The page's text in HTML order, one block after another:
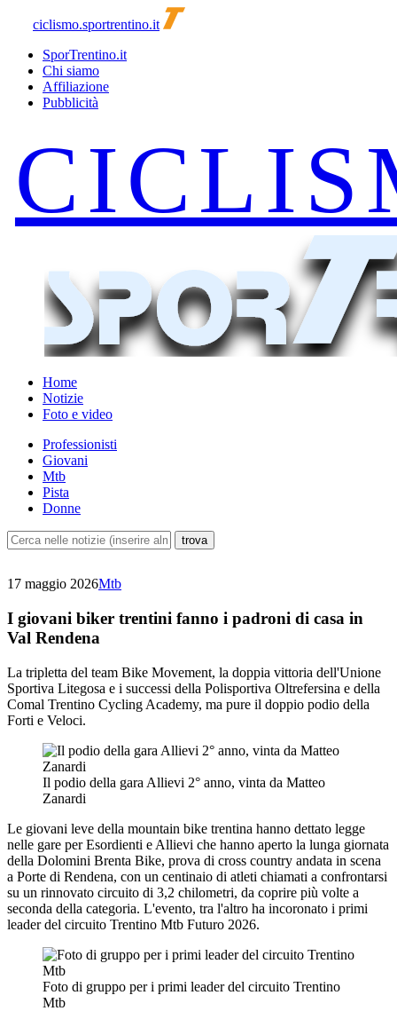
ciclismo.sportrentino.it
SporTrentino.it
Chi siamo
Affiliazione
Pubblicità
Home
Notizie
Foto e video
Professionisti
Giovani
Mtb
Pista
Donne
17 maggio 2026Mtb
I giovani biker trentini fanno i padroni di casa in
Val Rendena
La tripletta del team Bike Movement, la doppia vittoria dell'Unione
Sportiva Litegosa e i successi della Polisportiva Oltrefersina e della
Comal Trentino Cycling Academy, ma pure il doppio podio della
Forti e Veloci.
Il podio della gara Allievi 2° anno, vinta da Matteo
Zanardi
Le giovani leve della mountain bike trentina hanno dettato legge
nelle gare per Esordienti e Allievi che hanno aperto la lunga giornata
della Dolomini Brenta Bike, prova di cross country andata in scena
a Porte di Rendena, con un centinaio di atleti chiamati a confrontarsi
su un rinnovato circuito di 3,2 chilometri, da coprire più volte a
seconda della categoria. L'evento, tra l'altro ha incoronato i primi
leader del circuito Trentino Mtb Futuro 2026.
Foto di gruppo per i primi leader del circuito Trentino
Mtb